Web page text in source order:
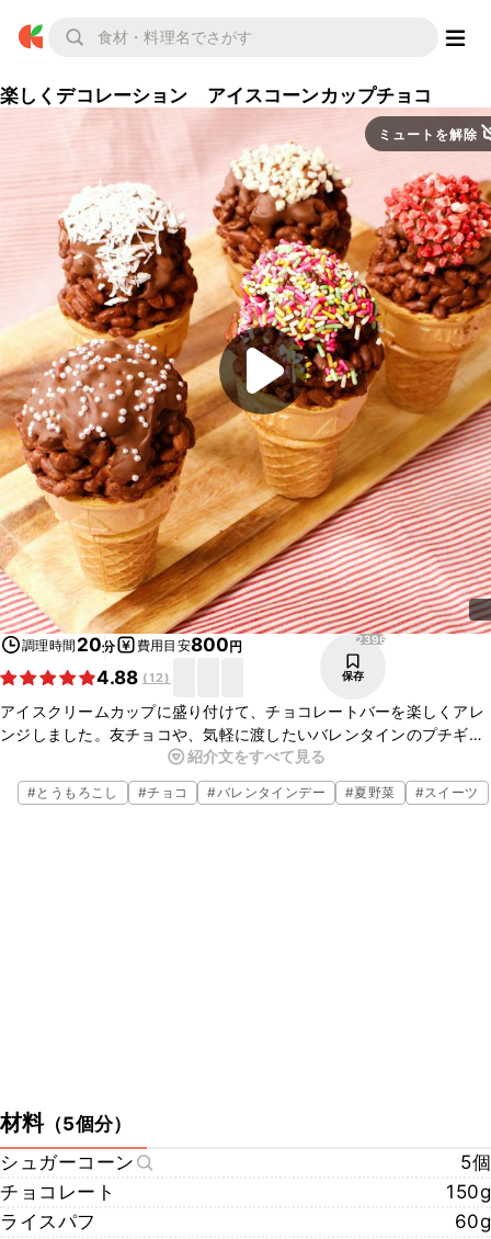
楽しくデコレーション アイスコーンカップチョコ
ミュートを解除
調理時間 20分 費用目安800円
4.88 (12)
2396
保存
アイスクリームカップに盛り付けて、チョコレートバーを楽しくアレ
ンジしました。友チョコや、気軽に渡したいバレンタインのプチギフ
トにもオススメです。作り方はとっても簡単なので、小さなお子さま
と一緒に作っても楽しいですよ。ぜひお試しください！
紹介文をすべて見る
#とうもろこし #チョコ #バレンタインデー #夏野菜 #スイーツ
材料（5個分）
シュガーコーン
5個
チョコレート
150g
ライスパフ
60g